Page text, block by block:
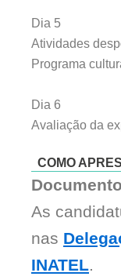
Dia 5
Atividades
Programa
Dia 6
Avaliação da
COMO
As
nas
INATEL.